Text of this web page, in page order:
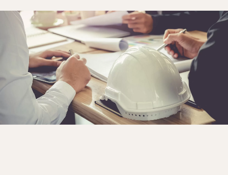
Parement cuisine
Parement pour salle de bain
TOUS LES ESPACES INTÉRIEURS
Par espace extérieur
Parement façade extérieure